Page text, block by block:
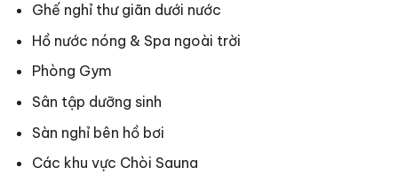
Ghế nghỉ thư giãn dưới nước
Hồ nước nóng & Spa ngoài trời
Phòng Gym
Sân tập dưỡng sinh
Sàn nghỉ bên hồ bơi
Các khu vực Chòi Sauna